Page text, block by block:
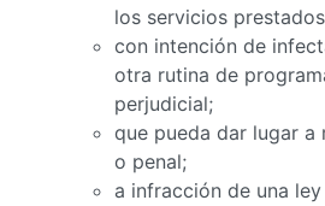
los servicios
con intención de
otra rutina de
perjudicial;
que pueda dar lugar a
o penal;
a infracción de una